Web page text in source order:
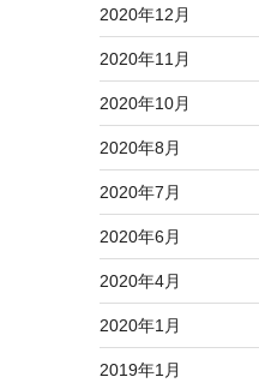
2020年12月
2020年11月
2020年10月
2020年8月
2020年7月
2020年6月
2020年4月
2020年1月
2019年1月